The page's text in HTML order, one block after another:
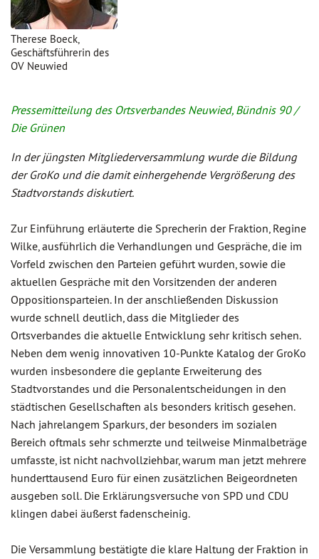
Therese Boeck,
Geschäftsführerin des
OV Neuwied
Pressemitteilung des Ortsverbandes Neuwied, Bündnis 90 /
Die Grünen
In der jüngsten Mitgliederversammlung wurde die Bildung
der GroKo und die damit einhergehende Vergrößerung des
Stadtvorstands diskutiert.
Zur Einführung erläuterte die Sprecherin der Fraktion, Regine
Wilke, ausführlich die Verhandlungen und Gespräche, die im
Vorfeld zwischen den Parteien geführt wurden, sowie die
aktuellen Gespräche mit den Vorsitzenden der anderen
Oppositionsparteien. In der anschließenden Diskussion
wurde schnell deutlich, dass die Mitglieder des
Ortsverbandes die aktuelle Entwicklung sehr kritisch sehen.
Neben dem wenig innovativen 10-Punkte Katalog der GroKo
wurden insbesondere die geplante Erweiterung des
Stadtvorstandes und die Personalentscheidungen in den
städtischen Gesellschaften als besonders kritisch gesehen.
Nach jahrelangem Sparkurs, der besonders im sozialen
Bereich oftmals sehr schmerzte und teilweise Minmalbeträge
umfasste, ist nicht nachvollziehbar, warum man jetzt mehrere
hunderttausend Euro für einen zusätzlichen Beigeordneten
ausgeben soll. Die Erklärungsversuche von SPD und CDU
klingen dabei äußerst fadenscheinig.
Die Versammlung bestätigte die klare Haltung der Fraktion in